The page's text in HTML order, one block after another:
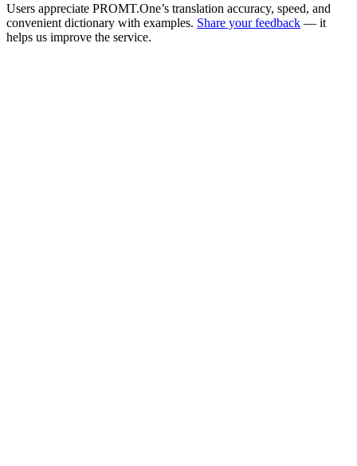
Users appreciate PROMT.One’s translation accuracy, speed, and
convenient dictionary with examples. Share your feedback — it
helps us improve the service.